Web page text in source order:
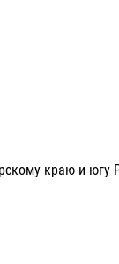
краю и югу